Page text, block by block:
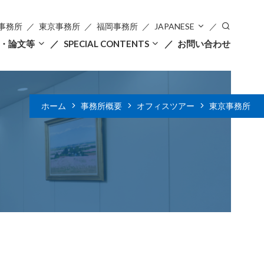
論文等 SPECIAL CONTENTS お問い合わせ
務所 東京事務所 福岡事務所 JAPANESE
ホーム 事務所概要 オフィスツアー 東京事務所